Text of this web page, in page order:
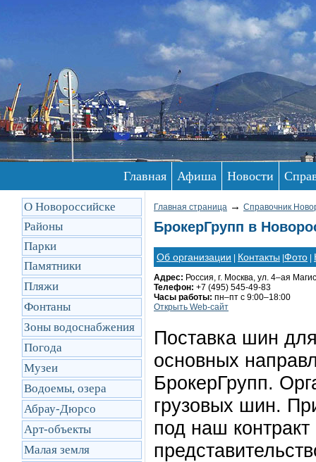
Главная Афиша Новости
О Новороссийске
Районы
Парки
Памятники
Пляжи
Фонтаны
Зоны водоснабжения
Погода
Музеи
Водоемы, озера
Абрау-Дюрсо
Арт-объекты
Малая земля
Главная страница → Справочник
БрокерГрупп в
Об организации Контакты Фото
Адрес: Россия, г. Москва, ул. 4–ая
Телефон: +7 (495) 545-49-83
Часы работы: пн–пт с 9:00–18:00
Открыть Web-сайт
Поставка шин
основных
БрокерГрупп.
грузовых шин.
под наш